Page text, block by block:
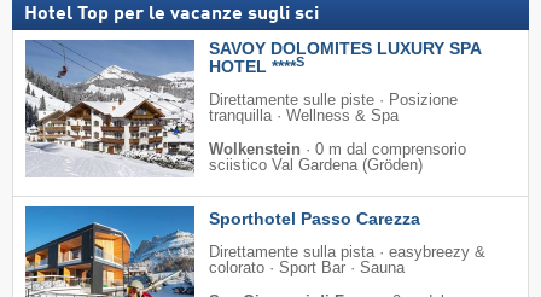
Hotel Top per le vacanze sugli sci
SAVOY DOLOMITES LUXURY SPA
HOTEL ****S
Direttamente sulle piste · Posizione
tranquilla · Wellness & Spa
Wolkenstein · 0 m dal comprensorio
sciistico Val Gardena (Gröden)
Sporthotel Passo Carezza
Direttamente sulla pista · easybreezy &
colorato · Sport Bar · Sauna